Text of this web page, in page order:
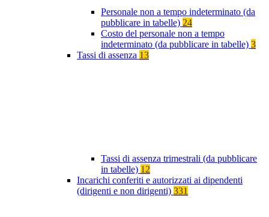
Personale non a tempo indeterminato (da
pubblicare in tabelle) 24
Costo del personale non a tempo
indeterminato (da pubblicare in tabelle) 3
Tassi di assenza 13
Tassi di assenza trimestrali (da pubblicare
in tabelle) 12
Incarichi conferiti e autorizzati ai dipendenti
(dirigenti e non dirigenti) 331